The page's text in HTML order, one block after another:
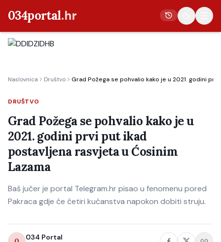
034portal.hr
Crna kronika
Poljoprivreda
Politika
Gospodarstvo
Život
Kultura
Sport
Naslovnica Društvo Grad Požega se pohvalio kako je u 2021. godini
DRUŠTVO
Grad Požega se pohvalio kako je u
2021. godini prvi put ikad
postavljena rasvjeta u Ćosinim
Lazama
Baš jučer je portal Telegram.hr pisao u fenomenu pored
Pakraca gdje će četiri kućanstva napokon dobiti struju.
034 Portal